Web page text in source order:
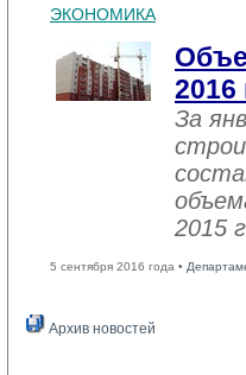
ЭКОНОМИКА
2016
За
2015
5 сентября 2016 года •
Архив новостей